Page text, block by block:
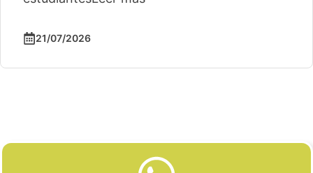
21/07/2026